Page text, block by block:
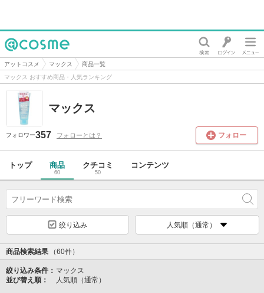
@cosme
アットコスメ マックス
商品一覧
マックス おすすめ商品・人気ランキング
マックス
フォロワー357 フォローとは？ フォロー
トップ 商品
60
クチコミ
50
コンテンツ
絞り込み 人気順（通常）
商品検索結果 （60件）
絞り込み条件： マックス
並び替え順：
人気順（通常）